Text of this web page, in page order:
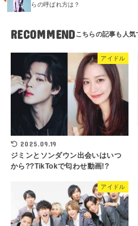
らの呼ばれ方は？
RECOMMEND
アイドル
2025.09.19
ジミンとソンダウン出会いはいつ
から??TikTokで匂わせ動画!?
アイドル